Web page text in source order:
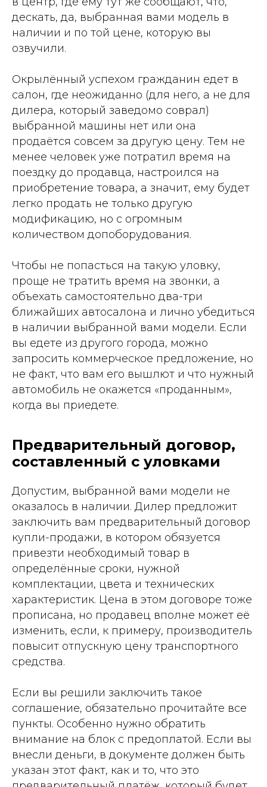
дескать, да, выбранная вами модель в
наличии и по той цене, которую вы
озвучили.
Окрылённый успехом гражданин едет в
салон, где неожиданно (для него, а не для
дилера, который заведомо соврал)
выбранной машины нет или она
продаётся совсем за другую цену. Тем не
менее человек уже потратил время на
поездку до продавца, настроился на
приобретение товара, а значит, ему будет
легко продать не только другую
модификацию, но с огромным
количеством допоборудования.
Чтобы не попасться на такую уловку,
проще не тратить время на звонки, а
объехать самостоятельно два-три
ближайших автосалона и лично убедиться
в наличии выбранной вами модели. Если
вы едете из другого города, можно
запросить коммерческое предложение, но
не факт, что вам его вышлют и что нужный
автомобиль не окажется «проданным»,
когда вы приедете.
Предварительный договор,
составленный с уловками
Допустим, выбранной вами модели не
оказалось в наличии. Дилер предложит
заключить вам предварительный договор
купли-продажи, в котором обязуется
привезти необходимый товар в
определённые сроки, нужной
комплектации, цвета и технических
характеристик. Цена в этом договоре тоже
прописана, но продавец вполне может её
изменить, если, к примеру, производитель
повысит отпускную цену транспортного
средства.
Если вы решили заключить такое
соглашение, обязательно прочитайте все
пункты. Особенно нужно обратить
внимание на блок с предоплатой. Если вы
внесли деньги, в документе должен быть
указан этот факт, как и то, что это